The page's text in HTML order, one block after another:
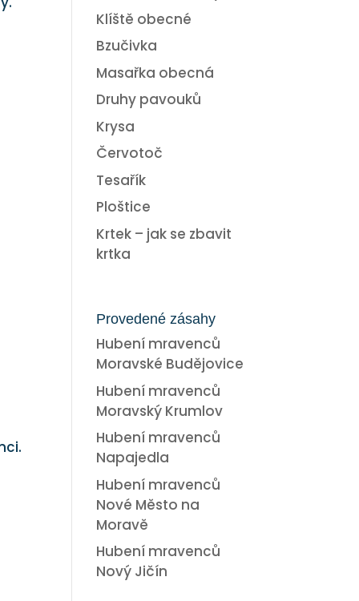
Klíště obecné
Bzučivka
Masařka obecná
Druhy pavouků
Krysa
Červotoč
Tesařík
Ploštice
Krtek – jak se zbavit
krtka
Provedené zásahy
Hubení mravenců
Moravské Budějovice
Hubení mravenců
Moravský Krumlov
Hubení mravenců
Napajedla
Hubení mravenců
Nové Město na
Moravě
Hubení mravenců
Nový Jičín